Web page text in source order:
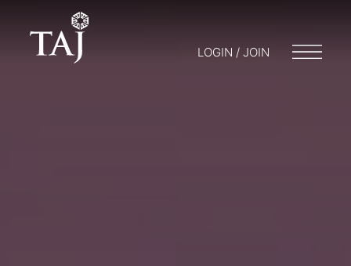
LOGIN / JOIN